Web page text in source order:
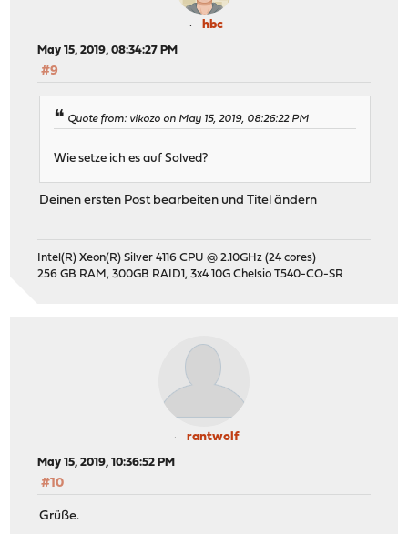
hbc
May 15, 2019, 08:34:27 PM
#9
Quote from: vikozo on May 15, 2019, 08:26:22 PM
Wie setze ich es auf Solved?
Deinen ersten Post bearbeiten und Titel ändern
Intel(R) Xeon(R) Silver 4116 CPU @ 2.10GHz (24 cores)
256 GB RAM, 300GB RAID1, 3x4 10G Chelsio T540-CO-SR
rantwolf
May 15, 2019, 10:36:52 PM
#10
Grüße.